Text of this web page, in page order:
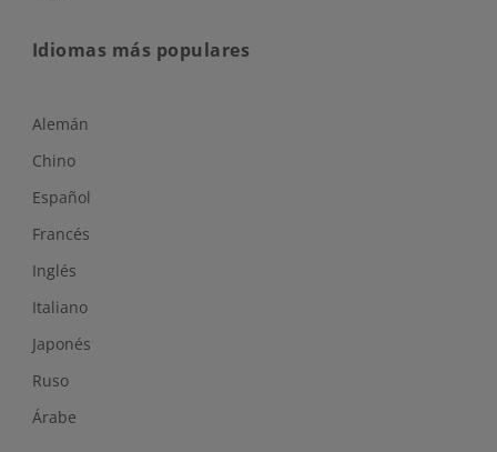
Idiomas más populares
Alemán
Chino
Español
Francés
Inglés
Italiano
Japonés
Ruso
Árabe